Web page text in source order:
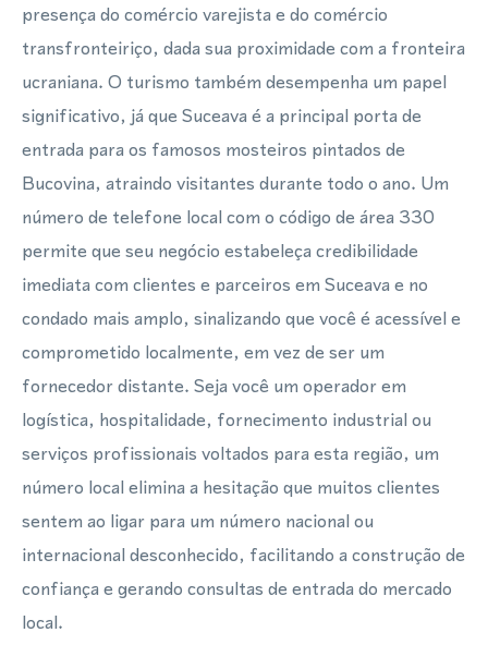
presença do comércio varejista e do comércio
transfronteiriço, dada sua proximidade com a fronteira
ucraniana. O turismo também desempenha um papel
significativo, já que Suceava é a principal porta de
entrada para os famosos mosteiros pintados de
Bucovina, atraindo visitantes durante todo o ano. Um
número de telefone local com o código de área 330
permite que seu negócio estabeleça credibilidade
imediata com clientes e parceiros em Suceava e no
condado mais amplo, sinalizando que você é acessível e
comprometido localmente, em vez de ser um
fornecedor distante. Seja você um operador em
logística, hospitalidade, fornecimento industrial ou
serviços profissionais voltados para esta região, um
número local elimina a hesitação que muitos clientes
sentem ao ligar para um número nacional ou
internacional desconhecido, facilitando a construção de
confiança e gerando consultas de entrada do mercado
local.